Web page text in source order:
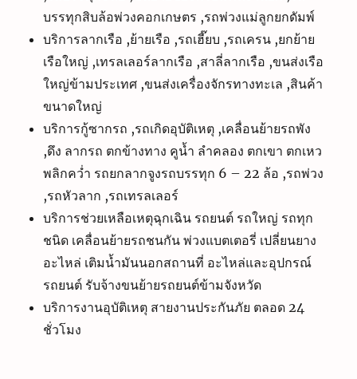
บรรทุกสิบล้อพ่วงคอกเกษตร ,รถพ่วงแม่ลูกยกดัมพ์
บริการลากเรือ ,ย้ายเรือ ,รถเฮี๊ยบ ,รถเครน ,ยกย้าย
เรือใหญ่ ,เทรลเลอร์ลากเรือ ,สาลี่ลากเรือ ,ขนส่งเรือ
ใหญ่ข้ามประเทศ ,ขนส่งเครื่องจักรทางทะเล ,สินค้า
ขนาดใหญ่
บริการกู้ซากรถ ,รถเกิดอุบัติเหตุ ,เคลื่อนย้ายรถพัง
,ดึง ลากรถ ตกข้างทาง คูน้ำ ลำคลอง ตกเขา ตกเหว
พลิกคว่ำ รถยกลากจูงรถบรรทุก 6 – 22 ล้อ ,รถพ่วง
,รถหัวลาก ,รถเทรลเลอร์
บริการช่วยเหลือเหตุฉุกเฉิน รถยนต์ รถใหญ่ รถทุก
ชนิด เคลื่อนย้ายรถชนกัน พ่วงแบตเตอรี่ เปลี่ยนยาง
อะไหล่ เติมน้ำมันนอกสถานที่ อะไหล่และอุปกรณ์
รถยนต์ รับจ้างขนย้ายรถยนต์ข้ามจังหวัด
บริการงานอุบัติเหตุ สายงานประกันภัย ตลอด 24
ชั่วโมง